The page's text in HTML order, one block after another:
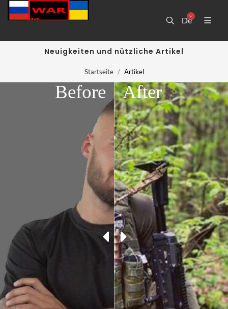
De
Neuigkeiten und nützliche Artikel
Startseite Artikel
After
Before